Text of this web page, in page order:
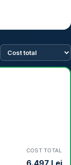
COST TOTAL
6.497 Lei